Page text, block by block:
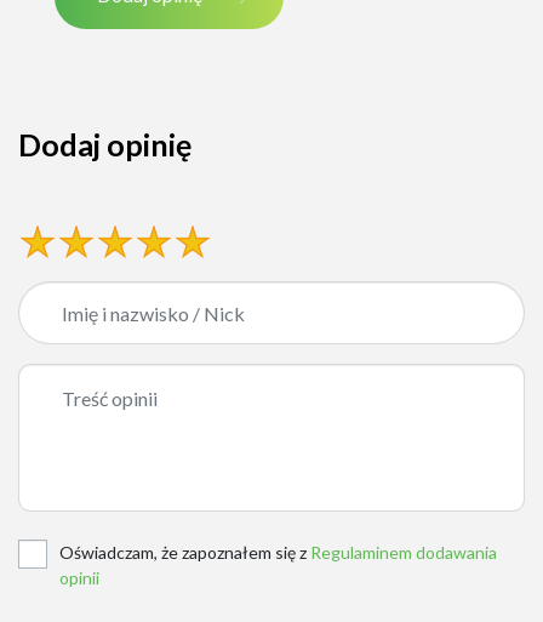
Dodaj opinię
Oświadczam, że zapoznałem się z Regulaminem dodawania
opinii